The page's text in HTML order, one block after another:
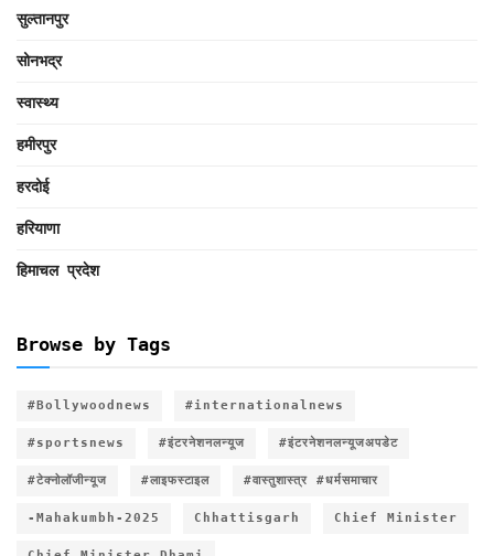
सुल्तानपुर
सोनभद्र
स्वास्थ्य
हमीरपुर
हरदोई
हरियाणा
हिमाचल प्रदेश
Browse by Tags
#Bollywoodnews #internationalnews
#sportsnews #इंटरनेशनलन्यूज #इंटरनेशनलन्यूजअपडेट
#टेक्नोलॉजीन्यूज #लाइफस्टाइल #वास्तुशास्त्र #धर्मसमाचार
-Mahakumbh-2025 Chhattisgarh Chief Minister